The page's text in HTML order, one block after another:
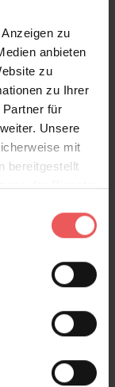
zu
anbieten
zu
zu Ihrer
für
Unsere
mit
bereitgestellt
der Dienste